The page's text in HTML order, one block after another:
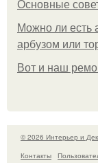
Основные
Можно ли есть
арбузом или
Boт и наш
© 2026 Интерьер и
Контакты